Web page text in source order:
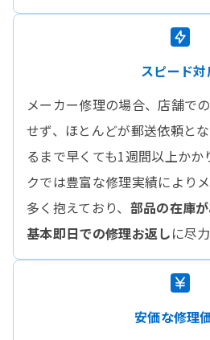
スピード対
メーカー修理の場合、店舗で
せず、ほとんどが郵送依頼と
るまで早くても1週間以上かか
クでは豊富な修理実績により
多く抱えており、 部品の在庫
基本即日での修理お返しに尽
安価な修理